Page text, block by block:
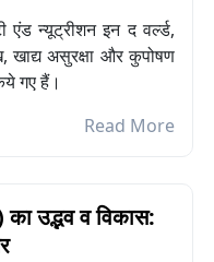
न्यूट्रीशन इन द वर्ल्ड,
खाद्य असुरक्षा और कुपोषण
गए हैं।
Read More
का उद्भव व विकास: